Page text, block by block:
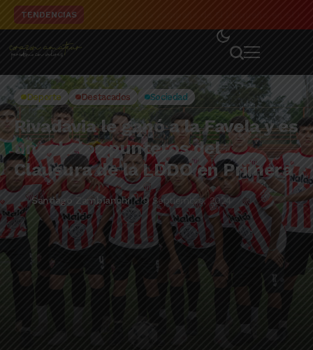
TENDENCIAS
Deporte Destacados Sociedad
Rivadavia le ganó a la Favela y es
uno de los punteros del
Clausura de la LDDO en Primera
Santiago Zambianchi 9 Septiembre, 2024